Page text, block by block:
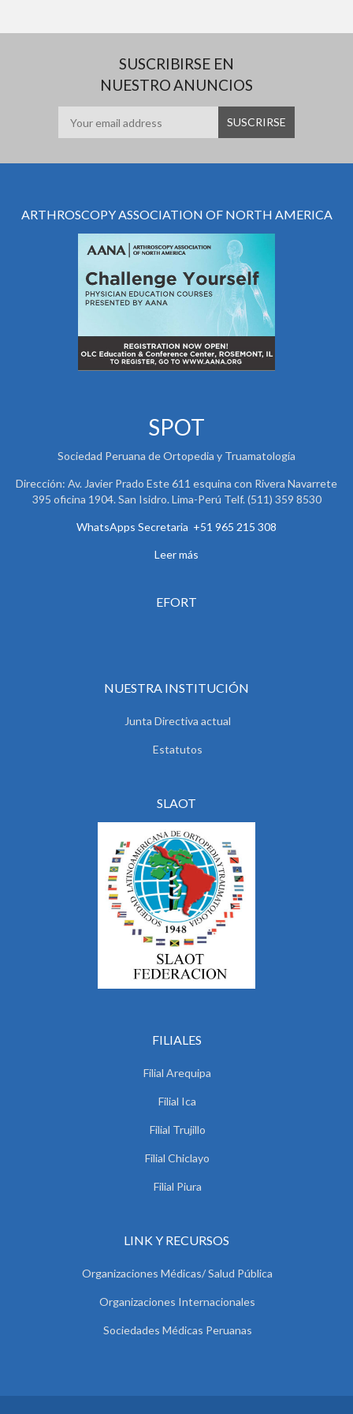
SUSCRIBIRSE EN
NUESTRO ANUNCIOS
ARTHROSCOPY ASSOCIATION OF NORTH AMERICA
SPOT
Sociedad Peruana de Ortopedia y Truamatología
Dirección: Av. Javier Prado Este 611 esquina con Rivera Navarrete
395 oficina 1904. San Isidro. Lima-Perú Telf. (511) 359 8530
WhatsApps Secretaria +51 965 215 308
Leer más
EFORT
NUESTRA INSTITUCIÓN
Junta Directiva actual
Estatutos
SLAOT
FILIALES
Filial Arequipa
Filial Ica
Filial Trujillo
Filial Chiclayo
Filial Piura
LINK Y RECURSOS
Organizaciones Médicas/ Salud Pública
Organizaciones Internacionales
Sociedades Médicas Peruanas